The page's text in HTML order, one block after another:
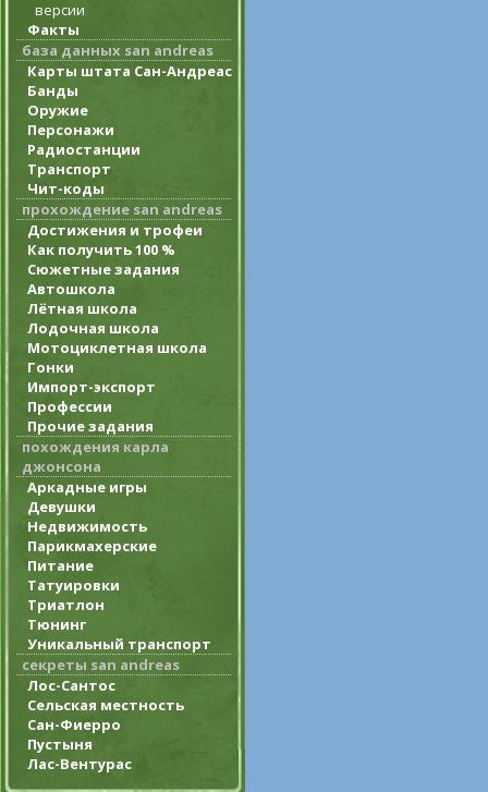
версии
Факты
база данных san andreas
Карты штата Сан-Андреас
Банды
Оружие
Персонажи
Радиостанции
Транспорт
Чит-коды
прохождение san andreas
Достижения и трофеи
Как получить 100 %
Сюжетные задания
Автошкола
Лётная школа
Лодочная школа
Мотоциклетная школа
Гонки
Импорт-экспорт
Профессии
Прочие задания
похождения карла
джонсона
Аркадные игры
Девушки
Недвижимость
Парикмахерские
Питание
Татуировки
Триатлон
Тюнинг
Уникальный транспорт
секреты san andreas
Лос-Сантос
Сельская местность
Сан-Фиерро
Пустыня
Лас-Вентурас